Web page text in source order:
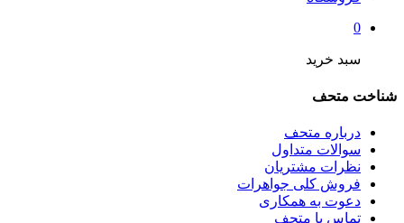
0
سبد خرید
شناخت متحف
درباره متحف
سوالات متداول
نظرات مشتریان
فروش کلی جواهرات
دعوت به همکاری
تماس با متحف